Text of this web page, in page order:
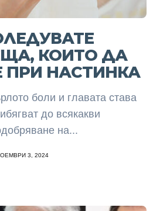
КОИТО ДА
ПРИ НАСТИНКА
боли и главата става
до всякакви
на...
3, 2024